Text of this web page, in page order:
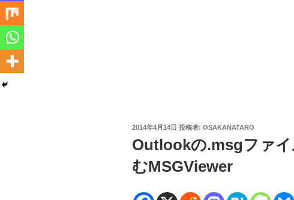
投
日:
2014年4月14日 投稿者: OSAKANATARO
Outlookの.msgファ
むMSGViewer